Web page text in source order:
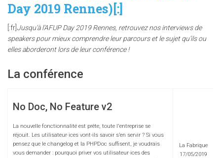
Day 2019 Rennes)[:]
[:fr] Jusqu’à l’AFUP Day 2019 Rennes, retrouvez nos interviews de
speakers pour mieux comprendre leur parcours et le sujet qu’ils ou
elles aborderont lors de leur conférence !
La conférence
No Doc, No Feature v2
La nouvelle fonctionnalité est prête, toute l'entreprise se
réjouit. Les utilisateur·ices vont-ils savoir s’en servir ? Si vous
pensez que le changelog et la PHPDoc suffisent, je voudrais
vous demander : pourquoi priver vos utilisateur·ices des
La Fabrique
17/05/2019